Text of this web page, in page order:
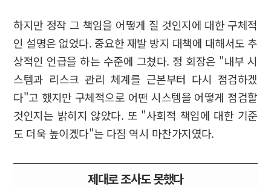
하지만 정작 그 책임을 어떻게 질 것인지에 대한 구체적
인 설명은 없었다. 중요한 재발 방지 대책에 대해서도 추
상적인 언급을 하는 수준에 그쳤다. 정 회장은 "내부 시
스템과 리스크 관리 체계를 근본부터 다시 점검하겠
다"고 했지만 구체적으로 어떤 시스템을 어떻게 점검할
것인지는 밝히지 않았다. 또 "사회적 책임에 대한 기준
도 더욱 높이겠다"는 다짐 역시 마찬가지였다.
제대로 조사도 못했다